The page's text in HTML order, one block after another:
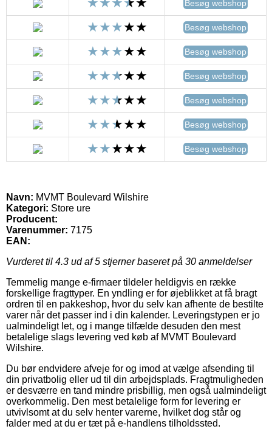
Besøg webshop
Besøg webshop
Besøg webshop
Besøg webshop
Besøg webshop
Besøg webshop
Besøg webshop
Navn: MVMT Boulevard Wilshire
Kategori: Store ure
Producent:
Varenummer: 7175
EAN:
Vurderet til 4.3 ud af 5 stjerner baseret på 30 anmeldelser
Temmelig mange e-firmaer tildeler heldigvis en række
forskellige fragttyper. En yndling er for øjeblikket at få bragt
ordren til en pakkeshop, hvor du selv kan afhente de bestilte
varer når det passer ind i din kalender. Leveringstypen er jo
ualmindeligt let, og i mange tilfælde desuden den mest
betalelige slags levering ved køb af MVMT Boulevard
Wilshire.
Du bør endvidere afveje for og imod at vælge afsending til
din privatbolig eller ud til din arbejdsplads. Fragtmuligheden
er desværre en tand mindre prisbillig, men også ualmindeligt
overkommelig. Den mest betalelige form for levering er
utvivlsomt at du selv henter varerne, hvilket dog står og
falder med at du er tæt på e-handlens tilholdssted.